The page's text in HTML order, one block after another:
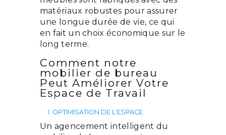
matériaux robustes pour assurer
une longue durée de vie, ce qui
en fait un choix économique sur le
long terme.
Comment notre
mobilier de bureau
Peut Améliorer Votre
Espace de Travail
1. OPTIMISATION DE L'ESPACE
Un agencement intelligent du